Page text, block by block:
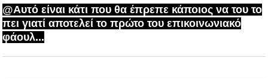
@Αυτό είναι κάτι που θα έπρεπε κάποιος να του το
πει γιατί αποτελεί το πρώτο του επικοινωνιακό
φάουλ...